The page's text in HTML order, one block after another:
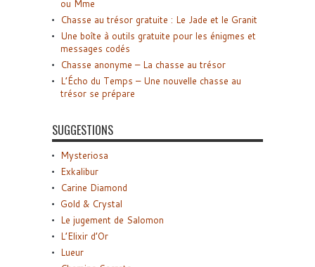
ou Mme
Chasse au trésor gratuite : Le Jade et le Granit
Une boîte à outils gratuite pour les énigmes et
messages codés
Chasse anonyme – La chasse au trésor
L’Écho du Temps – Une nouvelle chasse au
trésor se prépare
SUGGESTIONS
Mysteriosa
Exkalibur
Carine Diamond
Gold & Crystal
Le jugement de Salomon
L’Elixir d’Or
Lueur